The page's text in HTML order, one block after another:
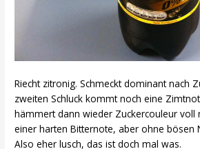
Riecht zitronig. Schmeckt dominant nach
zweiten Schluck kommt noch eine
hämmert dann wieder Zuckercouleur
einer harten Bitternote, aber ohne bösen
Also eher lusch, das ist doch mal was.